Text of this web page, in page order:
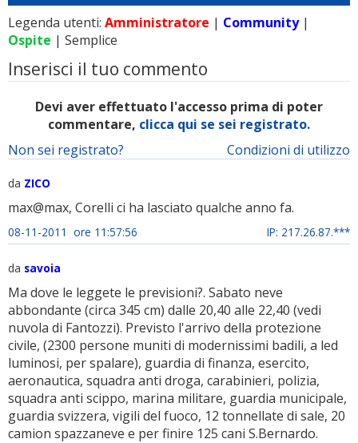
Legenda utenti: Amministratore | Community|
Ospite | Semplice
Inserisci il tuo commento
Devi aver effettuato l'accesso prima di poter
commentare, clicca qui se sei registrato.
Condizioni di utilizzo
Non sei registrato?
da ZICO
max@max, Corelli ci ha lasciato qualche anno fa.
08-11-2011 ore 11:57:56 IP: 217.26.87.***
da savoia
Ma dove le leggete le previsioni?. Sabato neve
abbondante (circa 345 cm) dalle 20,40 alle 22,40 (vedi
nuvola di Fantozzi). Previsto l'arrivo della protezione
civile, (2300 persone muniti di modernissimi badili, a led
luminosi, per spalare), guardia di finanza, esercito,
aeronautica, squadra anti droga, carabinieri, polizia,
squadra anti scippo, marina militare, guardia municipale,
guardia svizzera, vigili del fuoco, 12 tonnellate di sale, 20
camion spazzaneve e per finire 125 cani S.Bernardo.